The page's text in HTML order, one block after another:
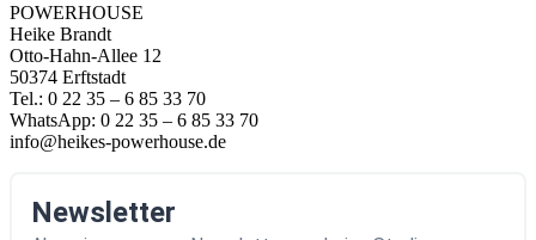
POWERHOUSE
Heike Brandt
Otto-Hahn-Allee 12
50374 Erftstadt
Tel.: 0 22 35 – 6 85 33 70
WhatsApp: 0 22 35 – 6 85 33 70
info@heikes-powerhouse.de
Newsletter